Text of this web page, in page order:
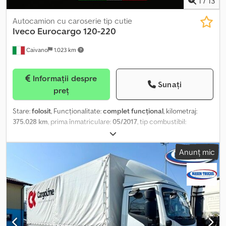
Caivano 1.023 km
Autocamion cu caroserie tip cutie
Iveco Eurocargo 120-220
preț
Sunați
Stare:folosit, Funcționalitate:complet funcțional, kilometraj:
375.028 km, prima înmatriculare:05/2017, tip combustibil:
5.175 mm, tip de angrenaj:
Dotări:ABS, aer condiționat, airbag, IVECO Eurocargo 120-220
Carosare: Furgon Dimensiuni interne: 7,65 x 2,48 x h 2,40m
Platformă de încărcare Dhollandia 1500kg Prima înmatriculare:
05/2017 Kilometri: 375.028 km Transmisie automată Distanță între
punți: 5175 mm Radio auto Climatizare/geamuri electrice
POSIBILITATE DE FINANȚARE SAU LEASING PERSONALIZAT LA
SEDIUL NOSTRU. DE LA 24 PÂNĂ LA MAXIM 96 DE RATE, CHIAR ȘI
FĂRĂ AVANS. ALTE SEDII ALE GRUPULUI NOSTRU: DOMENICO
Anunț mic